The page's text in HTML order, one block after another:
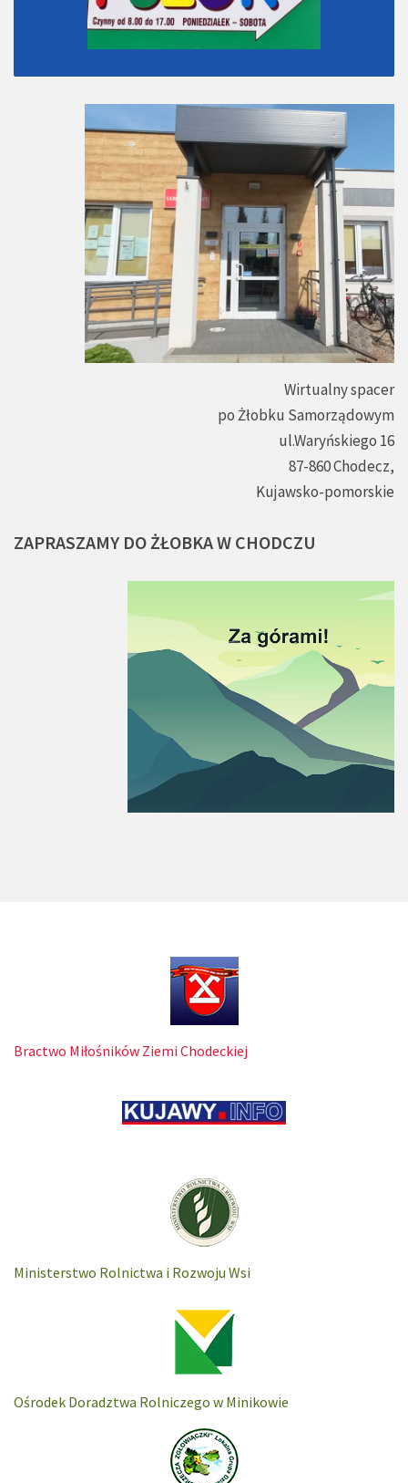
Wirtualny spacer
po Żłobku Samorządowym
ul.Waryńskiego 16
87-860 Chodecz,
Kujawsko-pomorskie
ZAPRASZAMY DOŻŁOBKAW CHODCZU
Bractwo Miłośników Ziemi Chodeckiej
Ministerstwo Rolnictwa i Rozwoju Wsi
Ośrodek Doradztwa Rolniczego w Minikowie